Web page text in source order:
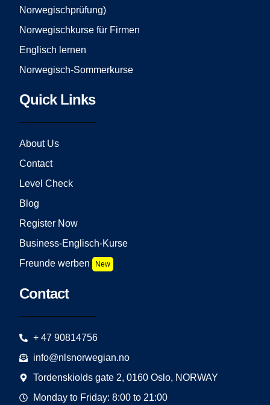
Norwegischprüfung)
Norwegischkurse für Firmen
Englisch lernen
Norwegisch-Sommerkurse
Quick Links
About Us
Contact
Level Check
Blog
Register Now
Business-Englisch-Kurse
Freunde werben
New
Contact
+ 47 90814756
info@nlsnorwegian.no
Tordenskiolds gate 2, 0160 Oslo, NORWAY
Monday to Friday: 8:00 to 21:00